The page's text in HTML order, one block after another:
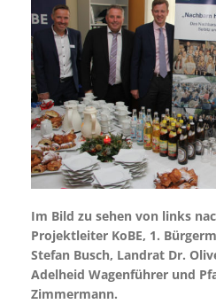
Im Bild zu sehen von links
Projektleiter KoBE, 1.
Stefan Busch, Landrat Dr.
Adelheid Wagenführer und
Zimmermann.